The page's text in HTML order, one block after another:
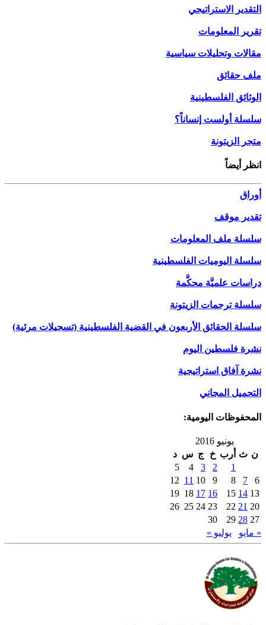
التقدير الاستراتيجي
تقرير المعلومات
مقالات وتحليلات سياسية
ملف حقائق
الوثائق الفلسطينية
سلسلة أولست إنساناً؟
متجر الزيتونة
انظر أيضاً
أوراق
تقدير موقف
سلسلة ملف المعلومات
سلسلة اليوميات الفلسطينية
دراسات علميَّة محكَّمة
سلسلة ترجمات الزيتونة
سلسلة الحقائق الأربعون في القضية الفلسطينية (تسجيلات مرئية)
نشرة فلسطين اليوم
نشرة آفاق استراتيجية
التحميل المجاني
المحفوظات اليومية:
يونيو 2016
ن ث أرب خ ج س د
1
2
3
4
5
6
7
8
9
10
11
12
13
14
15
16
17
18
19
20
21
22
23
24
25
26
27
28
29
30
« مايو
يوليو »